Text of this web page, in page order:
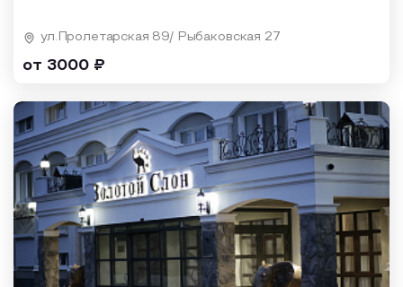
ул.Пролетарская 89/ Рыбаковская 27
от 3000 ₽